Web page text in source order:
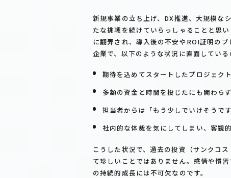
新規事業の立ち上げ、DX推進、大規模な
たな挑戦を続けていらっしゃることと思
に翻弄され、導入後の不安やROI証明の
企業で、以下のような状況に直面している
期待を込めてスタートしたプロジェク
多額の資金と時間を投じたにも関わら
担当者からは「もう少しでいけそうで
社内的な体裁を気にしてしまい、客観
こうした状況で、過去の投資（サンクコ
て珍しいことではありません。感情や慣
の持続的成長には不可欠なのです。